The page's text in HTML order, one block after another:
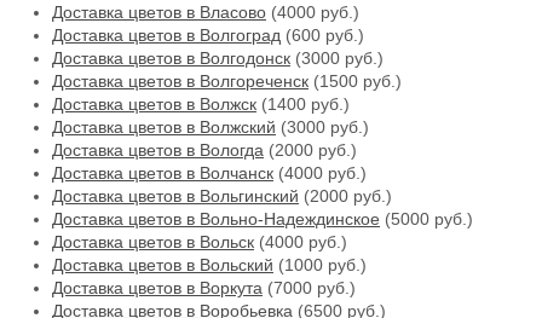
Доставка цветов в Власово (4000 руб.)
Доставка цветов в Волгоград (600 руб.)
Доставка цветов в Волгодонск (3000 руб.)
Доставка цветов в Волгореченск (1500 руб.)
Доставка цветов в Волжск (1400 руб.)
Доставка цветов в Волжский (3000 руб.)
Доставка цветов в Вологда (2000 руб.)
Доставка цветов в Волчанск (4000 руб.)
Доставка цветов в Вольгинский (2000 руб.)
Доставка цветов в Вольно-Надеждинское (5000 руб.)
Доставка цветов в Вольск (4000 руб.)
Доставка цветов в Вольский (1000 руб.)
Доставка цветов в Воркута (7000 руб.)
Доставка цветов в Воробьевка (6500 руб.)